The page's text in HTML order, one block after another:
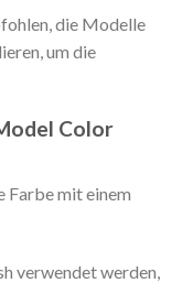
die Modelle
um die
Color
Farbe mit einem
verwendet werden,